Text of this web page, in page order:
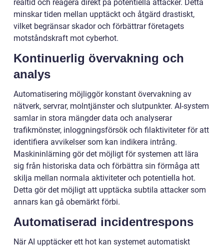
realtid och reagera direkt på potentiella attacker. Detta
minskar tiden mellan upptäckt och åtgärd drastiskt,
vilket begränsar skador och förbättrar företagets
motståndskraft mot cyberhot.
Kontinuerlig övervakning och
analys
Automatisering möjliggör konstant övervakning av
nätverk, servrar, molntjänster och slutpunkter. AI-system
samlar in stora mängder data och analyserar
trafikmönster, inloggningsförsök och filaktiviteter för att
identifiera avvikelser som kan indikera intrång.
Maskininlärning gör det möjligt för systemen att lära
sig från historiska data och förbättra sin förmåga att
skilja mellan normala aktiviteter och potentiella hot.
Detta gör det möjligt att upptäcka subtila attacker som
annars kan gå obemärkt förbi.
Automatiserad incidentrespons
När AI upptäcker ett hot kan systemet automatiskt